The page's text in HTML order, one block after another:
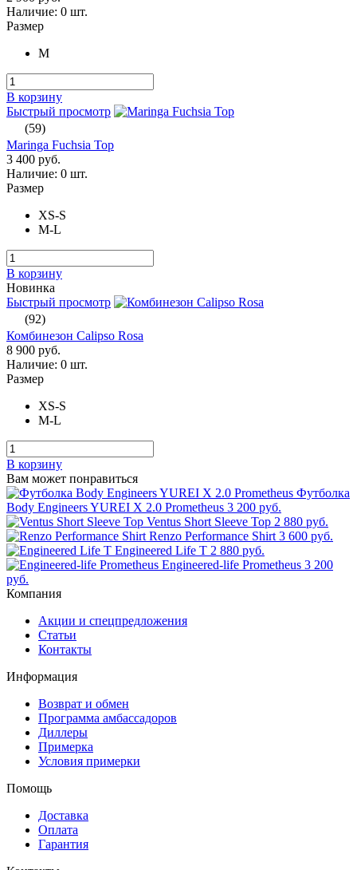
Наличие: 0 шт.
Размер
M
В корзину
Быстрый просмотр
(59)
Maringa Fuchsia Top
3 400 руб.
Наличие: 0 шт.
Размер
XS-S
M-L
В корзину
Новинка
Быстрый просмотр
(92)
Комбинезон Calipso Rosa
8 900 руб.
Наличие: 0 шт.
Размер
XS-S
M-L
В корзину
Вам может понравиться
Футболка
Body Engineers YUREI X 2.0 Prometheus 3 200 руб.
Ventus Short Sleeve Top 2 880 руб.
Renzo Performance Shirt 3 600 руб.
Engineered Life T 2 880 руб.
Engineered-life Prometheus 3 200
руб.
Компания
Акции и спецпредложения
Статьи
Контакты
Информация
Возврат и обмен
Программа амбассадоров
Диллеры
Примерка
Условия примерки
Помощь
Доставка
Оплата
Гарантия